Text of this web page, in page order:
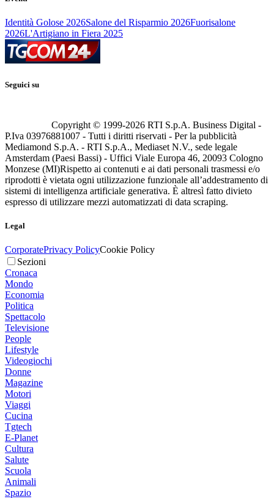
Identità Golose 2026Salone del Risparmio 2026Fuorisalone
2026L'Artigiano in Fiera 2025
Seguici su
Copyright © 1999-2026 RTI S.p.A. Business Digital -
P.Iva 03976881007 - Tutti i diritti riservati - Per la pubblicità
Mediamond S.p.A. - RTI S.p.A., Mediaset N.V., sede legale
Amsterdam (Paesi Bassi) - Uffici Viale Europa 46, 20093 Cologno
Monzese (MI)Rispetto ai contenuti e ai dati personali trasmessi e/o
riprodotti è vietata ogni utilizzazione funzionale all’addestramento di
sistemi di intelligenza artificiale generativa. È altresì fatto divieto
espresso di utilizzare mezzi automatizzati di data scraping.
Legal
CorporatePrivacy PolicyCookie Policy
Sezioni
Cronaca
Mondo
Economia
Politica
Spettacolo
Televisione
People
Lifestyle
Videogiochi
Donne
Magazine
Motori
Viaggi
Cucina
Tgtech
E-Planet
Cultura
Salute
Scuola
Animali
Spazio